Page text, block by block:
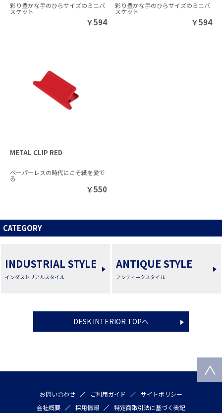
彩り豊かな手のひらサイズのミニバ
スケット
￥594
彩り豊かな手のひらサイズのミニバ
スケット
￥594
METAL CLIP RED
ペーパーレスの時代にこそ紙を愛で
る
￥550
CATEGORY
INDUSTRIAL STYLE
インダストリアルスタイル
ANTIQUE STYLE
アンティークスタイル
DESK INTERIOR TOPへ
お問い合わせ ご利用ガイド
サイトポリシー
会社概要
採用情報 特定商取引法に基づく表記